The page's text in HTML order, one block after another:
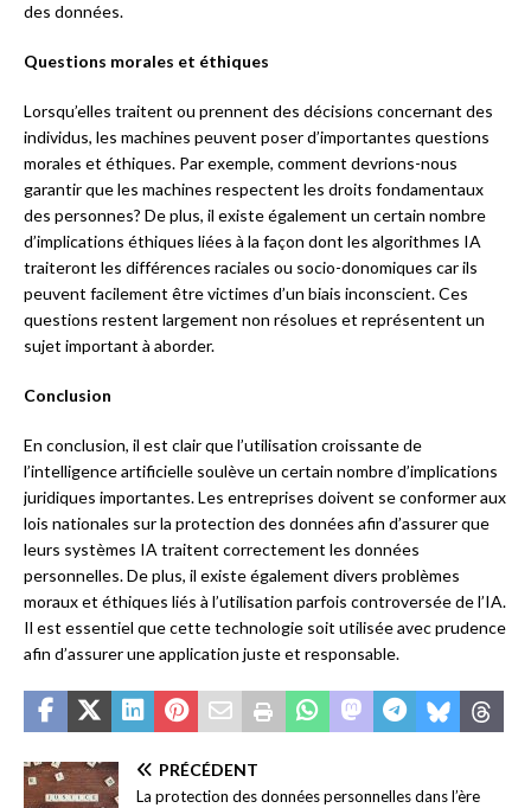
des données.
Questions morales et éthiques
Lorsqu’elles traitent ou prennent des décisions concernant des
individus, les machines peuvent poser d’importantes questions
morales et éthiques. Par exemple, comment devrions-nous
garantir que les machines respectent les droits fondamentaux
des personnes? De plus, il existe également un certain nombre
d’implications éthiques liées à la façon dont les algorithmes IA
traiteront les différences raciales ou socio-donomiques car ils
peuvent facilement être victimes d’un biais inconscient. Ces
questions restent largement non résolues et représentent un
sujet important à aborder.
Conclusion
En conclusion, il est clair que l’utilisation croissante de
l’intelligence artificielle soulève un certain nombre d’implications
juridiques importantes. Les entreprises doivent se conformer aux
lois nationales sur la protection des données afin d’assurer que
leurs systèmes IA traitent correctement les données
personnelles. De plus, il existe également divers problèmes
moraux et éthiques liés à l’utilisation parfois controversée de l’IA.
Il est essentiel que cette technologie soit utilisée avec prudence
afin d’assurer une application juste et responsable.
PRÉCÉDENT
La protection des données personnelles dans l’ère